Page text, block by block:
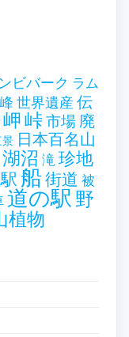
ビバーク ラム
世界遺産 伝
岬峠市場 廃
景 日本百名山
湖沼 滝 珍地
船街道 被
道の駅 野
植物